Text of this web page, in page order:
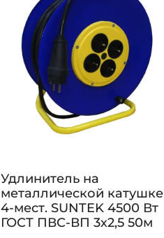
Удлинитель на
металлической катушке
4-мест. SUNTEK 4500 Вт
ГОСТ ПВС-ВП 3х2,5 50м